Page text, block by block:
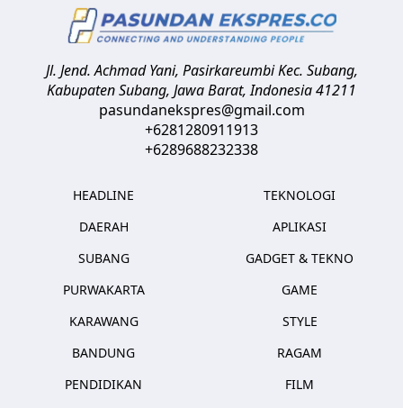
Jl. Jend. Achmad Yani, Pasirkareumbi Kec. Subang,
Kabupaten Subang, Jawa Barat,Indonesia41211
pasundanekspres@gmail.com
+6281280911913
+6289688232338
HEADLINE
DAERAH
SUBANG
PURWAKARTA
KARAWANG
BANDUNG
PENDIDIKAN
TEKNOLOGI
APLIKASI
GADGET & TEKNO
GAME
STYLE
RAGAM
FILM